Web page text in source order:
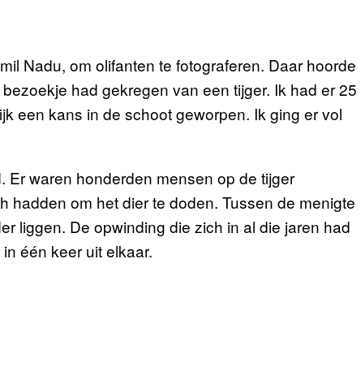
Nadu, om olifanten te fotograferen. Daar hoorde
had gekregen van een tijger. Ik had er 25
een kans in de schoot geworpen. Ik ging er vol
waren honderden mensen op de tijger
hadden om het dier te doden. Tussen de menigte
liggen. De opwinding die zich in al die jaren had
één keer uit elkaar.